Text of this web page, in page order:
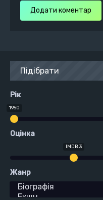
Додати коментар
Підібрати
Рік
1950
Оцінка
IMDB 3
Жанр